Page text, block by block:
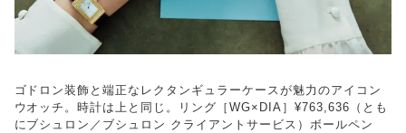
ゴドロン装飾と端正なレクタンギュラーケースが魅力のアイコン
ウオッチ。時計は上と同じ。リング［WG×DIA］¥763,636（とも
にブシュロン／ブシュロン クライアントサービス）ボールペン